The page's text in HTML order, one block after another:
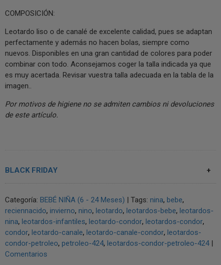
COMPOSICIÓN:
Leotardo liso o de canalé de excelente calidad, pues se adaptan
perfectamente y además no hacen bolas, siempre como
nuevos. Disponibles en una gran cantidad de colores para poder
combinar con todo. Aconsejamos coger la talla indicada ya que
es muy acertada. Revisar vuestra talla adecuada en la tabla de la
imagen..
Por motivos de higiene no se admiten cambios ni devoluciones
de este artículo.
BLACK FRIDAY
Categoría: BEBÉ NIÑA (6 - 24 Meses) | Tags: nina bebe
reciennacido invierno nino leotardo leotardos-bebe leotardos-
nina leotardos-infantiles leotardo-condor leotardos-condor
condor leotardo-canale leotardo-canale-condor leotardos-
condor-petroleo petroleo-424 leotardos-condor-petroleo-424 |
Comentarios